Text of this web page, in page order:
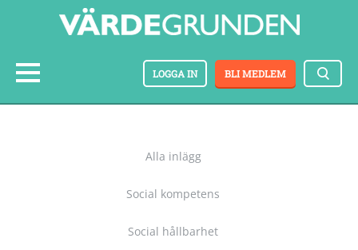
BLI MEDLEM
LOGGA IN
Alla inlägg
Social kompetens
Social hållbarhet